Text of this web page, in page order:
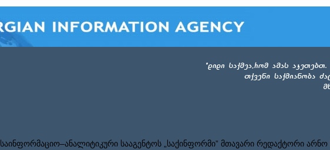
საინფორმაციო–ანალიტიკური სააგენტოს „საქინფორმი” მთავარი რედაქტორი